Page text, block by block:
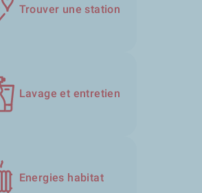
Trouver une station
Lavage et entretien
Energies habitat